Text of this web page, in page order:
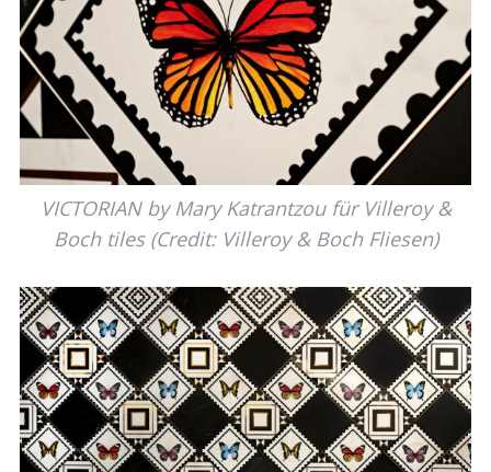
VICTORIAN by Mary Katrantzou für Villeroy &
Boch tiles (Credit: Villeroy & Boch Fliesen)